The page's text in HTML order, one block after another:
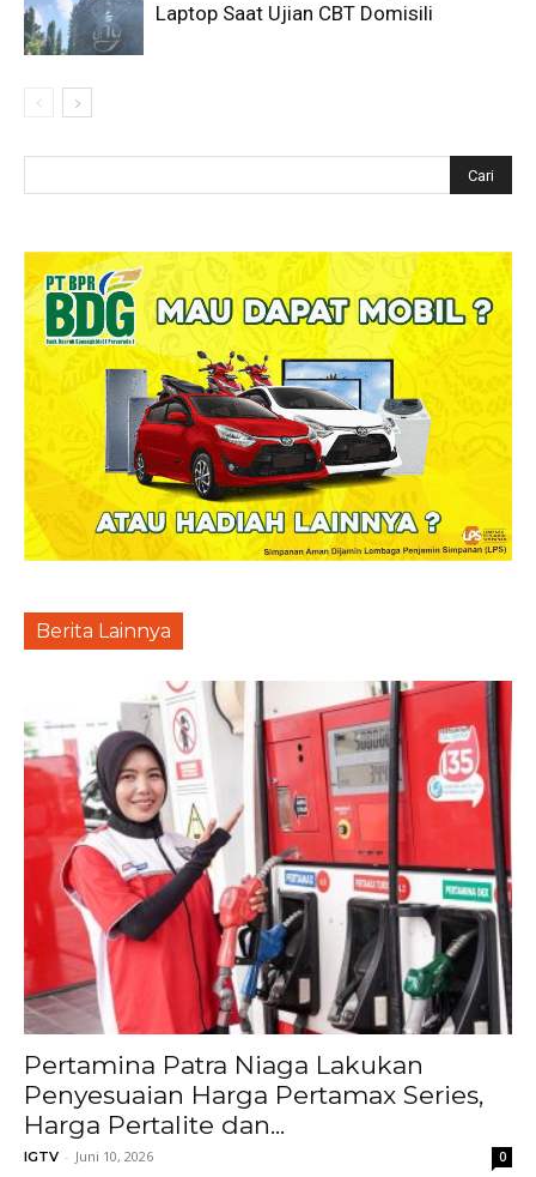
Laptop Saat Ujian CBT Domisili
Berita Lainnya
Pertamina Patra Niaga Lakukan
Penyesuaian Harga Pertamax Series,
Harga Pertalite dan...
IGTV - Juni 10, 2026 0